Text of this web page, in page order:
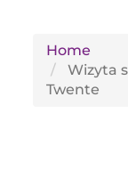
Home
Wizyta
Twente